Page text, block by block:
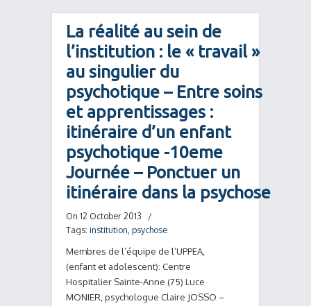
La réalité au sein de
l’institution : le « travail »
au singulier du
psychotique – Entre soins
et apprentissages :
itinéraire d’un enfant
psychotique -10eme
Journée – Ponctuer un
itinéraire dans la psychose
On 12 October 2013
/
Tags: institution psychose
Membres de l’équipe de l’UPPEA,
(enfant et adolescent): Centre
Hospitalier Sainte-Anne (75) Luce
MONIER, psychologue Claire JOSSO –